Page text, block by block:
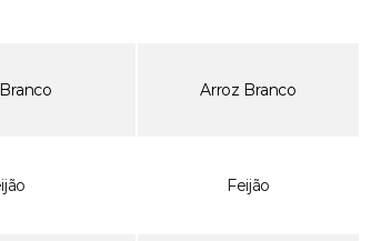
Arroz Branco
Feijão